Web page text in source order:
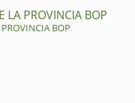
LA PROVINCIA BOP
BOP